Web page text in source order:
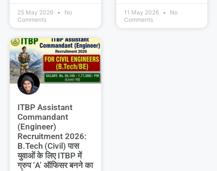
25 May 2026
No
Comments
11 May 2026
No
Comments
ITBP Assistant
Commandant
(Engineer)
Recruitment 2026:
B.Tech (Civil) पास
युवाओं के लिए ITBP में
ग्रुप ‘A’ ऑफिसर बनने का